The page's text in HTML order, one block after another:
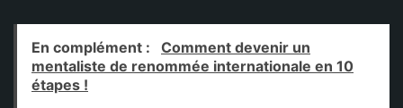
En complément :
Comment devenir un
mentaliste de renommée internationale en 10
étapes !